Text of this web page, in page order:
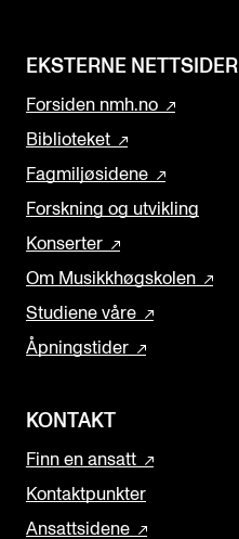
EKSTERNE NETTSIDER
Forsiden nmh.no
Biblioteket
Fagmiljøsidene
Forskning og utvikling
Konserter
Om Musikkhøgskolen
Studiene våre
Åpningstider
KONTAKT
Finn en ansatt
Kontaktpunkter
Ansattsidene